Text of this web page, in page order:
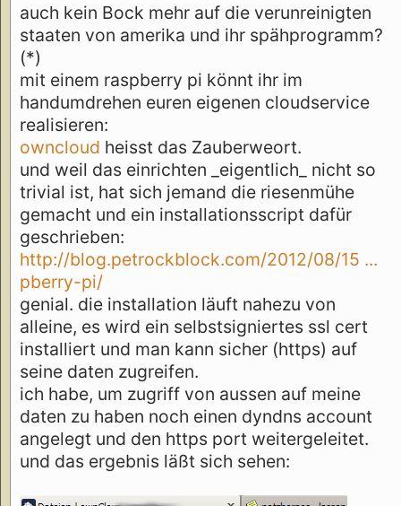
auch kein Bock mehr auf die verunreinigten
staaten von amerika und ihr spähprogramm?
(*)
mit einem raspberry pi könnt ihr im
handumdrehen euren eigenen cloudservice
realisieren:
owncloud heisst das Zauberweort.
und weil das einrichten _eigentlich_ nicht so
trivial ist, hat sich jemand die riesenmühe
gemacht und ein installationsscript dafür
geschrieben:
http://blog.petrockblock.com/2012/08/15 ...
pberry-pi/
genial. die installation läuft nahezu von
alleine, es wird ein selbstsigniertes ssl cert
installiert und man kann sicher (https) auf
seine daten zugreifen.
ich habe, um zugriff von aussen auf meine
daten zu haben noch einen dyndns account
angelegt und den https port weitergeleitet.
und das ergebnis läßt sich sehen: